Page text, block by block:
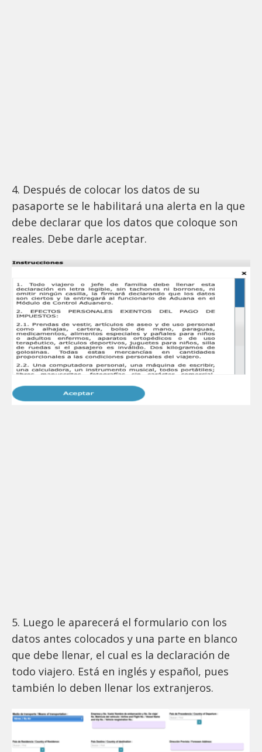
4. Después de colocar los datos de su
pasaporte se le habilitará una alerta en la que
debe declarar que los datos que coloque son
reales. Debe darle aceptar.
5. Luego le aparecerá el formulario con los
datos antes colocados y una parte en blanco
que debe llenar, el cual es la declaración de
todo viajero. Está en inglés y español, pues
también lo deben llenar los extranjeros.